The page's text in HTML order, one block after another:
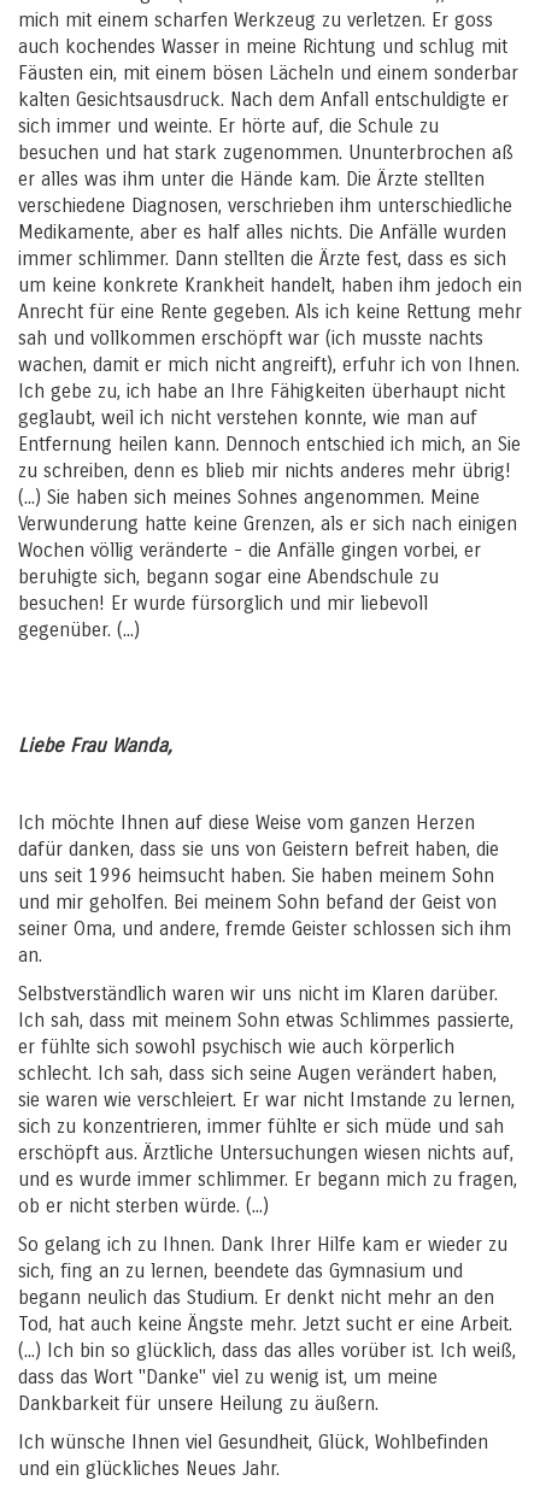
mich mit einem scharfen Werkzeug zu verletzen. Er goss
auch kochendes Wasser in meine Richtung und schlug mit
Fäusten ein, mit einem bösen Lächeln und einem sonderbar
kalten Gesichtsausdruck. Nach dem Anfall entschuldigte er
sich immer und weinte. Er hörte auf, die Schule zu
besuchen und hat stark zugenommen. Ununterbrochen aß
er alles was ihm unter die Hände kam. Die Ärzte stellten
verschiedene Diagnosen, verschrieben ihm unterschiedliche
Medikamente, aber es half alles nichts. Die Anfälle wurden
immer schlimmer. Dann stellten die Ärzte fest, dass es sich
um keine konkrete Krankheit handelt, haben ihm jedoch ein
Anrecht für eine Rente gegeben. Als ich keine Rettung mehr
sah und vollkommen erschöpft war (ich musste nachts
wachen, damit er mich nicht angreift), erfuhr ich von Ihnen.
Ich gebe zu, ich habe an Ihre Fähigkeiten überhaupt nicht
geglaubt, weil ich nicht verstehen konnte, wie man auf
Entfernung heilen kann. Dennoch entschied ich mich, an Sie
zu schreiben, denn es blieb mir nichts anderes mehr übrig!
(...) Sie haben sich meines Sohnes angenommen. Meine
Verwunderung hatte keine Grenzen, als er sich nach einigen
Wochen völlig veränderte - die Anfälle gingen vorbei, er
beruhigte sich, begann sogar eine Abendschule zu
besuchen! Er wurde fürsorglich und mir liebevoll
gegenüber. (...)
Liebe Frau Wanda,
Ich möchte Ihnen auf diese Weise vom ganzen Herzen
dafür danken, dass sie uns von Geistern befreit haben, die
uns seit 1996 heimsucht haben. Sie haben meinem Sohn
und mir geholfen. Bei meinem Sohn befand der Geist von
seiner Oma, und andere, fremde Geister schlossen sich ihm
an.
Selbstverständlich waren wir uns nicht im Klaren darüber.
Ich sah, dass mit meinem Sohn etwas Schlimmes passierte,
er fühlte sich sowohl psychisch wie auch körperlich
schlecht. Ich sah, dass sich seine Augen verändert haben,
sie waren wie verschleiert. Er war nicht Imstande zu lernen,
sich zu konzentrieren, immer fühlte er sich müde und sah
erschöpft aus. Ärztliche Untersuchungen wiesen nichts auf,
und es wurde immer schlimmer. Er begann mich zu fragen,
ob er nicht sterben würde. (...)
So gelang ich zu Ihnen. Dank Ihrer Hilfe kam er wieder zu
sich, fing an zu lernen, beendete das Gymnasium und
begann neulich das Studium. Er denkt nicht mehr an den
Tod, hat auch keine Ängste mehr. Jetzt sucht er eine Arbeit.
(...) Ich bin so glücklich, dass das alles vorüber ist. Ich weiß,
dass das Wort "Danke" viel zu wenig ist, um meine
Dankbarkeit für unsere Heilung zu äußern.
Ich wünsche Ihnen viel Gesundheit, Glück, Wohlbefinden
und ein glückliches Neues Jahr.